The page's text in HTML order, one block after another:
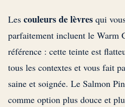
Les couleurs de lèvres qui
parfaitement incluent le Warm
référence : cette teinte est
tous les contextes et vous fait
saine et soignée. Le Salmon
comme option plus douce et